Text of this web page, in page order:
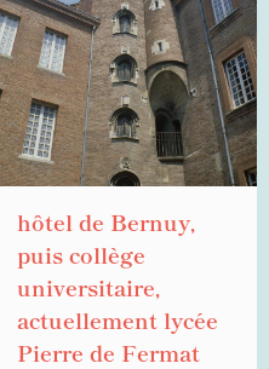
hôtel de Bernuy,
puis collège
universitaire,
actuellement lycée
Pierre de Fermat